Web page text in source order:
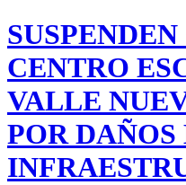
CENTRO
VALLE
POR DAÑOS